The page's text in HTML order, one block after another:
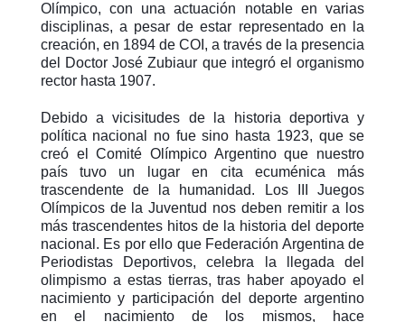
Olímpico, con una actuación notable en varias
disciplinas, a pesar de estar representado en la
creación, en 1894 de COI, a través de la presencia
del Doctor José Zubiaur que integró el organismo
rector hasta 1907.
Debido a vicisitudes de la historia deportiva y
política nacional no fue sino hasta 1923, que se
creó el Comité Olímpico Argentino que nuestro
país tuvo un lugar en cita ecuménica más
trascendente de la humanidad. Los III Juegos
Olímpicos de la Juventud nos deben remitir a los
más trascendentes hitos de la historia del deporte
nacional. Es por ello que Federación Argentina de
Periodistas Deportivos, celebra la llegada del
olimpismo a estas tierras, tras haber apoyado el
nacimiento y participación del deporte argentino
en el nacimiento de los mismos, hace